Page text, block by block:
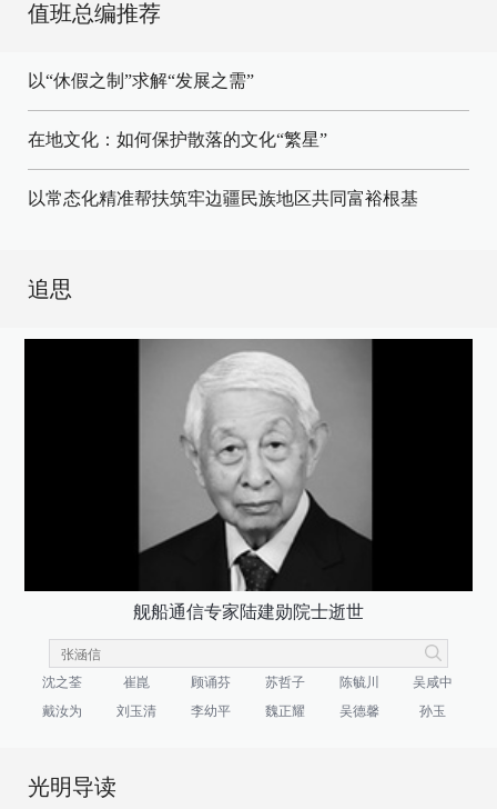
值班总编推荐
以“休假之制”求解“发展之需”
在地文化：如何保护散落的文化“繁星”
以常态化精准帮扶筑牢边疆民族地区共同富裕根基
追思
舰船通信专家陆建勋院士逝世
沈之荃 崔崑 顾诵芬 苏哲子 陈毓川
吴咸中
戴汝为
刘玉清 李幼平 魏正耀 吴德馨 孙玉
光明导读